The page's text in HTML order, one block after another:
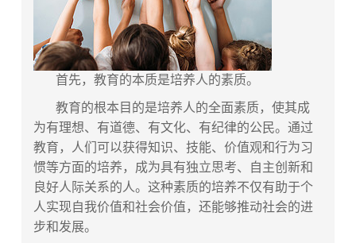
首先，教育的本质是培养人的素质。
教育的根本目的是培养人的全面素质，使其成
为有理想、有道德、有文化、有纪律的公民。通过
教育，人们可以获得知识、技能、价值观和行为习
惯等方面的培养，成为具有独立思考、自主创新和
良好人际关系的人。这种素质的培养不仅有助于个
人实现自我价值和社会价值，还能够推动社会的进
步和发展。